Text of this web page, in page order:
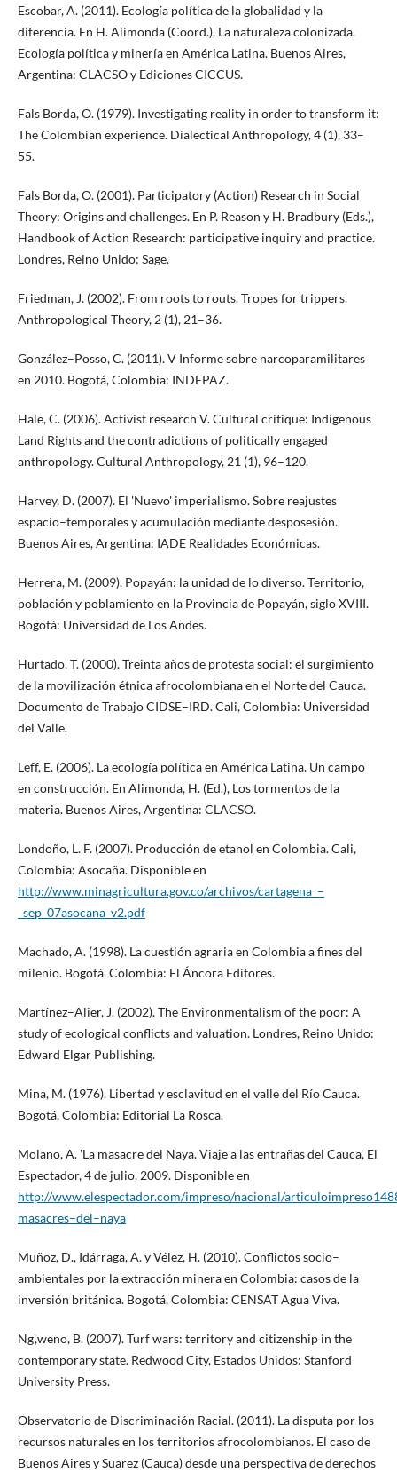
Escobar, A. (2011). Ecología política de la globalidad y la
diferencia. En H. Alimonda (Coord.), La naturaleza colonizada.
Ecología política y minería en América Latina. Buenos Aires,
Argentina: CLACSO y Ediciones CICCUS.
Fals Borda, O. (1979). Investigating reality in order to transform it:
The Colombian experience. Dialectical Anthropology, 4 (1), 33–
55.
Fals Borda, O. (2001). Participatory (Action) Research in Social
Theory: Origins and challenges. En P. Reason y H. Bradbury (Eds.),
Handbook of Action Research: participative inquiry and practice.
Londres, Reino Unido: Sage.
Friedman, J. (2002). From roots to routs. Tropes for trippers.
Anthropological Theory, 2 (1), 21–36.
González–Posso, C. (2011). V Informe sobre narcoparamilitares
en 2010. Bogotá, Colombia: INDEPAZ.
Hale, C. (2006). Activist research V. Cultural critique: Indigenous
Land Rights and the contradictions of politically engaged
anthropology. Cultural Anthropology, 21 (1), 96–120.
Harvey, D. (2007). El 'Nuevo' imperialismo. Sobre reajustes
espacio–temporales y acumulación mediante desposesión.
Buenos Aires, Argentina: IADE Realidades Económicas.
Herrera, M. (2009). Popayán: la unidad de lo diverso. Territorio,
población y poblamiento en la Provincia de Popayán, siglo XVIII.
Bogotá: Universidad de Los Andes.
Hurtado, T. (2000). Treinta años de protesta social: el surgimiento
de la movilización étnica afrocolombiana en el Norte del Cauca.
Documento de Trabajo CIDSE–IRD. Cali, Colombia: Universidad
del Valle.
Leff, E. (2006). La ecología política en América Latina. Un campo
en construcción. En Alimonda, H. (Ed.), Los tormentos de la
materia. Buenos Aires, Argentina: CLACSO.
Londoño, L. F. (2007). Producción de etanol en Colombia. Cali,
Colombia: Asocaña. Disponible en
http://www.minagricultura.gov.co/archivos/cartagena_–
_sep_07asocana_v2.pdf
Machado, A. (1998). La cuestión agraria en Colombia a fines del
milenio. Bogotá, Colombia: El Áncora Editores.
Martínez–Alier, J. (2002). The Environmentalism of the poor: A
study of ecological conflicts and valuation. Londres, Reino Unido:
Edward Elgar Publishing.
Mina, M. (1976). Libertad y esclavitud en el valle del Río Cauca.
Bogotá, Colombia: Editorial La Rosca.
Molano, A. 'La masacre del Naya. Viaje a las entrañas del Cauca', El
Espectador, 4 de julio, 2009. Disponible en
http://www.elespectador.com/impreso/nacional/
masacres–del–naya
Muñoz, D., Idárraga, A. y Vélez, H. (2010). Conflictos socio–
ambientales por la extracción minera en Colombia: casos de la
inversión británica. Bogotá, Colombia: CENSAT Agua Viva.
Ng',weno, B. (2007). Turf wars: territory and citizenship in the
contemporary state. Redwood City, Estados Unidos: Stanford
University Press.
Observatorio de Discriminación Racial. (2011). La disputa por los
recursos naturales en los territorios afrocolombianos. El caso de
Buenos Aires y Suarez (Cauca) desde una perspectiva de derechos